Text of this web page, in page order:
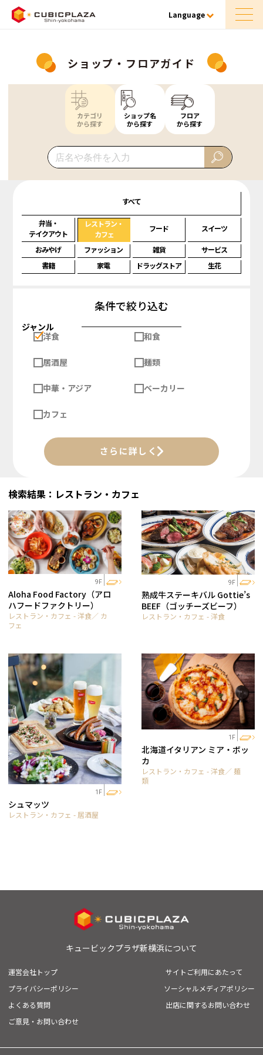
Language
ショップ・フロアガイド
カテゴリ
から探す
ショップ名
から探す
フロア
から探す
すべて
弁当・
テイクアウト
レストラン・
カフェ
フード スイーツ
おみやげ ファッション 雑貨
サービス
書籍
家電 ドラッグストア 生花
条件で絞り込む
ジャンル
洋食
和食
居酒屋 麺類
中華・アジア ベーカリー
カフェ
さらに詳しく
検索結果：レストラン・カフェ
9F
Aloha Food Factory（アロ
ハフードファクトリー）
レストラン・カフェ - 洋食／ カ
フェ
9F
熟成牛ステーキバル Gottie’s
BEEF（ゴッチーズビーフ）
レストラン・カフェ - 洋食
1F
シュマッツ
レストラン・カフェ - 居酒屋
1F
北海道イタリアン ミア・ボッ
カ
レストラン・カフェ - 洋食／ 麺
類
キュービックプラザ新横浜について
運営会社トップ
サイトご利用にあたって
プライバシーポリシー
ソーシャルメディアポリシー
よくある質問
出店に関するお問い合わせ
ご意見・お問い合わせ